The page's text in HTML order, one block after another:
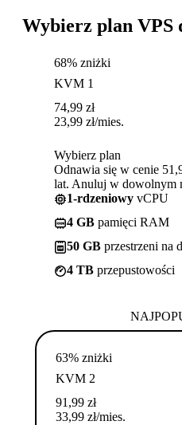
Wybierz plan VPS
68% zniżki
KVM 1
74,99 zł
23,99 zł/mies.
Wybierz plan
Odnawia się w cenie
lat. Anuluj w dowolnym
1-rdzeniowy vCPU
4 GB pamięci RAM
50 GB przestrzeni na
4 TB przepustowości
63% zniżki
KVM 2
91,99 zł
33,99 zł/mies.